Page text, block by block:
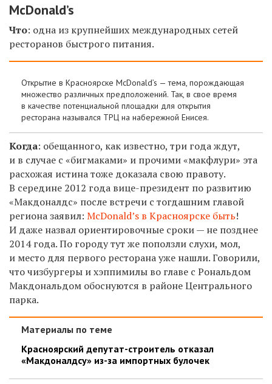
McDonald’s
Что: одна из крупнейших международных сетей
ресторанов быстрого питания.
Открытие в Красноярске McDonald’s — тема, порождающая
множество различных предположений. Так, в свое время
в качестве потенциальной площадки для открытия
ресторана назывался ТРЦ на набережной Енисея.
Когда: обещанного, как известно, три года ждут,
и в случае с «бигмаками» и прочими «макфлури» эта
расхожая истина тоже доказала свою правоту.
В середине 2012 года вице-президент по развитию
«Макдоналдс» после встречи с тогдашним главой
региона заявил: McDonald’s в Красноярске быть!
И даже назвал ориентировочные сроки — не позднее
2014 года. По городу тут же поползли слухи, мол,
и место для первого ресторана уже нашли. Говорили,
что чизбургеры и хэппимилы во главе с Рональдом
Макдональдом обоснуются в районе Центрального
парка.
Материалы по теме
Красноярский депутат-строитель отказал
«Макдоналдсу» из-за импортных булочек